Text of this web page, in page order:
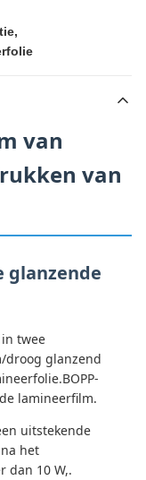
,
van
van
glanzende
twee
droog glanzend
lamineerfilm.
uitstekende
het
dan 10 W,.